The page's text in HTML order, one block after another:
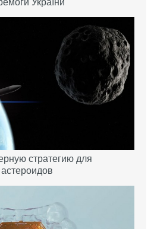
України
стратегию для